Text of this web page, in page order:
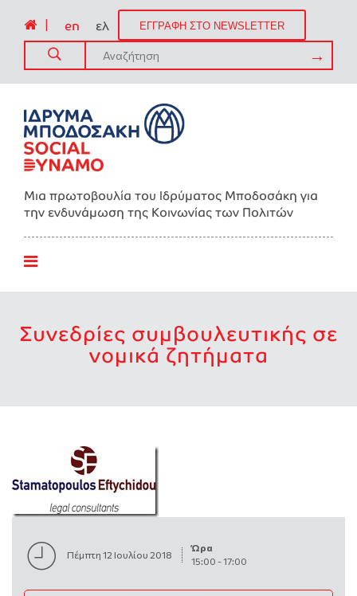
en ελ ΕΓΓΡΑΦΗ ΣΤΟ NEWSLETTER
Μια πρωτοβουλία του Ιδρύματος Μποδοσάκη για
την ενδυνάμωση της Kοινωνίας των Πολιτών
Συνεδρίες συμβουλευτικής σε
νομικά ζητήματα
Πέμπτη 12 Ιουλίου 2018
Ώρα
15:00 -17:00